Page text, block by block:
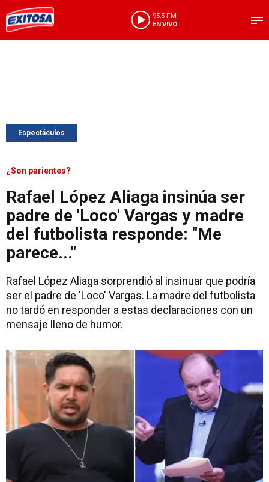
95.5 FM
EN VIVO
Espectáculos
¿Son parientes?
Rafael López Aliaga insinúa ser
padre de 'Loco' Vargas y madre
del futbolista responde: "Me
parece..."
Rafael López Aliaga sorprendió al insinuar que podría
ser el padre de 'Loco' Vargas. La madre del futbolista
no tardó en responder a estas declaraciones con un
mensaje lleno de humor.